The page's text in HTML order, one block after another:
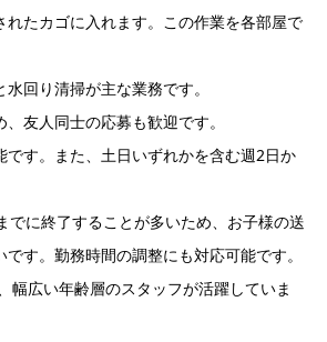
れたカゴに入れます。この作業を各部屋で
水回り清掃が主な業務です。
、友人同士の応募も歓迎です。
です。また、土日いずれかを含む週2日か
でに終了することが多いため、お子様の送
す。勤務時間の調整にも対応可能です。
幅広い年齢層のスタッフが活躍していま